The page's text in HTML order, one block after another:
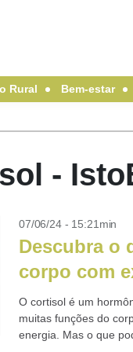
Rural Bem-estar
-
07/06/24 - 15:21min
Descubra o
corpo com
O cortisol é um
muitas funções do
energia. Mas o que